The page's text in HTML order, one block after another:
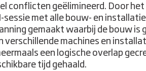
conflicten geëlimineerd. Door het
sessie met alle bouw- en
gemaakt waarbij de bouw is
verschillende machines en
een logische overlap
tijd gehaald.